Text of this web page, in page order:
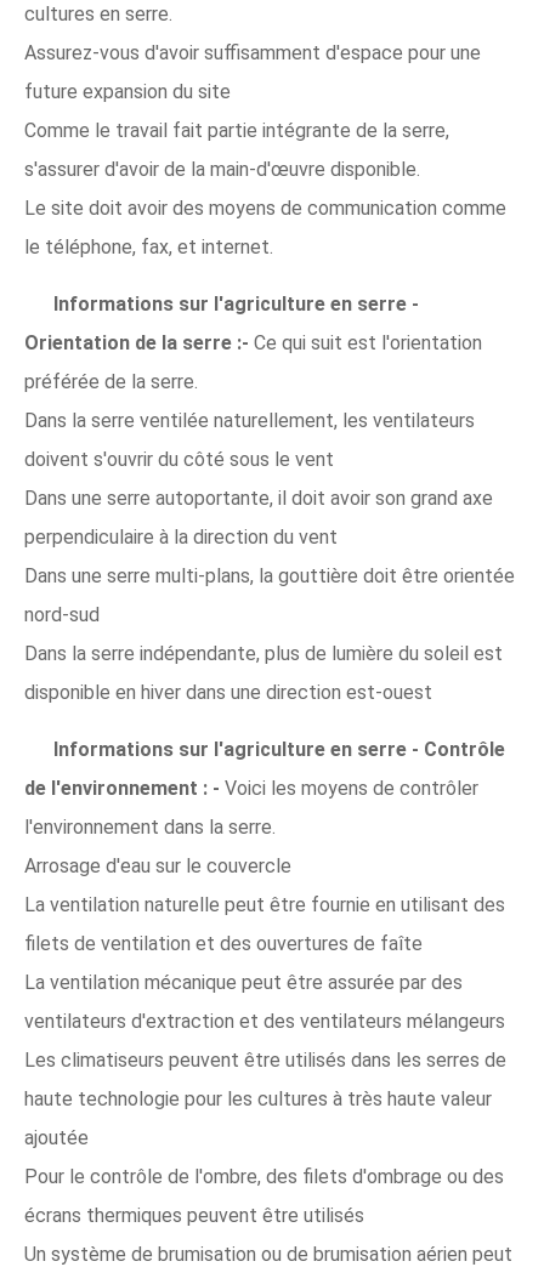
cultures en serre.
Assurez-vous d'avoir suffisamment d'espace pour une
future expansion du site
Comme le travail fait partie intégrante de la serre,
s'assurer d'avoir de la main-d'œuvre disponible.
Le site doit avoir des moyens de communication comme
le téléphone, fax, et internet.
Informations sur l'agriculture en serre -
Orientation de la serre :- Ce qui suit est l'orientation
préférée de la serre.
Dans la serre ventilée naturellement, les ventilateurs
doivent s'ouvrir du côté sous le vent
Dans une serre autoportante, il doit avoir son grand axe
perpendiculaire à la direction du vent
Dans une serre multi-plans, la gouttière doit être orientée
nord-sud
Dans la serre indépendante, plus de lumière du soleil est
disponible en hiver dans une direction est-ouest
Informations sur l'agriculture en serre - Contrôle
de l'environnement : - Voici les moyens de contrôler
l'environnement dans la serre.
Arrosage d'eau sur le couvercle
La ventilation naturelle peut être fournie en utilisant des
filets de ventilation et des ouvertures de faîte
La ventilation mécanique peut être assurée par des
ventilateurs d'extraction et des ventilateurs mélangeurs
Les climatiseurs peuvent être utilisés dans les serres de
haute technologie pour les cultures à très haute valeur
ajoutée
Pour le contrôle de l'ombre, des filets d'ombrage ou des
écrans thermiques peuvent être utilisés
Un système de brumisation ou de brumisation aérien peut